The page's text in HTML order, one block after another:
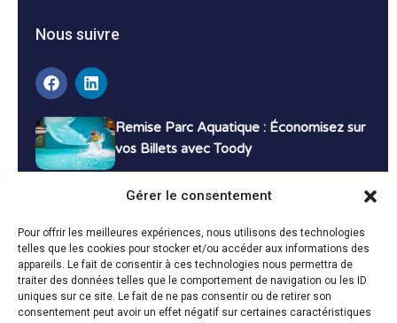
Gérer le consentement
Pour offrir les meilleures expériences, nous utilisons des technologies
telles que les cookies pour stocker et/ou accéder aux informations des
appareils. Le fait de consentir à ces technologies nous permettra de
traiter des données telles que le comportement de navigation ou les ID
uniques sur ce site. Le fait de ne pas consentir ou de retirer son
consentement peut avoir un effet négatif sur certaines caractéristiques
Nous suivre
Remise Parc Aquatique : Économisez sur
vos Billets avec Toody
Bons Plans Voyage : Économisez sur vos
Vacances avec Toody
13 décembre 2024 Bon plans